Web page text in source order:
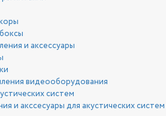
и аксессуары
видеооборудования
систем
и акссесуары для акустических систем